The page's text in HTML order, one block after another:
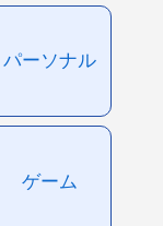
パーソナル
ゲーム